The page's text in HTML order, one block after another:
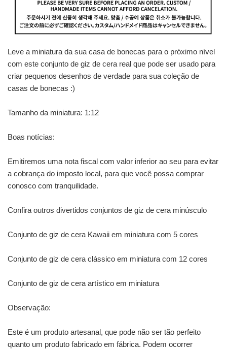
Leve a miniatura da sua casa de bonecas para o próximo nível
com este conjunto de giz de cera real que pode ser usado para
criar pequenos desenhos de verdade para sua coleção de
casas de bonecas :)
Tamanho da miniatura: 1:12
Boas notícias:
Emitiremos uma nota fiscal com valor inferior ao seu para evitar
a cobrança do imposto local, para que você possa comprar
conosco com tranquilidade.
Confira outros divertidos conjuntos de giz de cera minúsculo
Conjunto de giz de cera Kawaii em miniatura com 5 cores
Conjunto de giz de cera clássico em miniatura com 12 cores
Conjunto de giz de cera artístico em miniatura
Observação:
Este é um produto artesanal, que pode não ser tão perfeito
quanto um produto fabricado em fábrica. Podem ocorrer